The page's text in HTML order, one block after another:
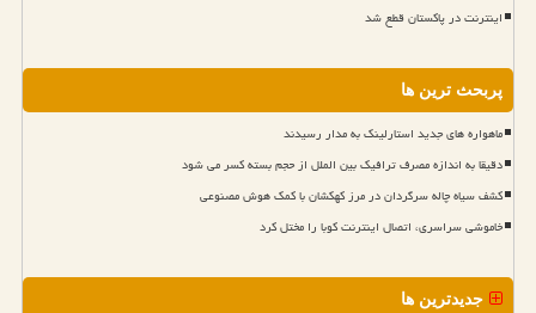
اینترنت در پاکستان قطع شد
پربحث ترین ها
ماهواره های جدید استارلینک به مدار رسیدند
دقیقا به اندازه مصرف ترافیک بین الملل از حجم بسته کسر می شود
کشف سیاه چاله سرگردان در مرز کهکشان با کمک هوش مصنوعی
خاموشی سراسری، اتصال اینترنت کوبا را مختل کرد
جدیدترین ها